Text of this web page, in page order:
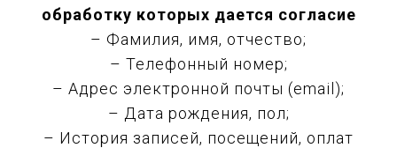
обработку которых дается согласие
– Фамилия, имя, отчество;
– Телефонный номер;
– Адрес электронной почты (email);
– Дата рождения, пол;
– История записей, посещений, оплат